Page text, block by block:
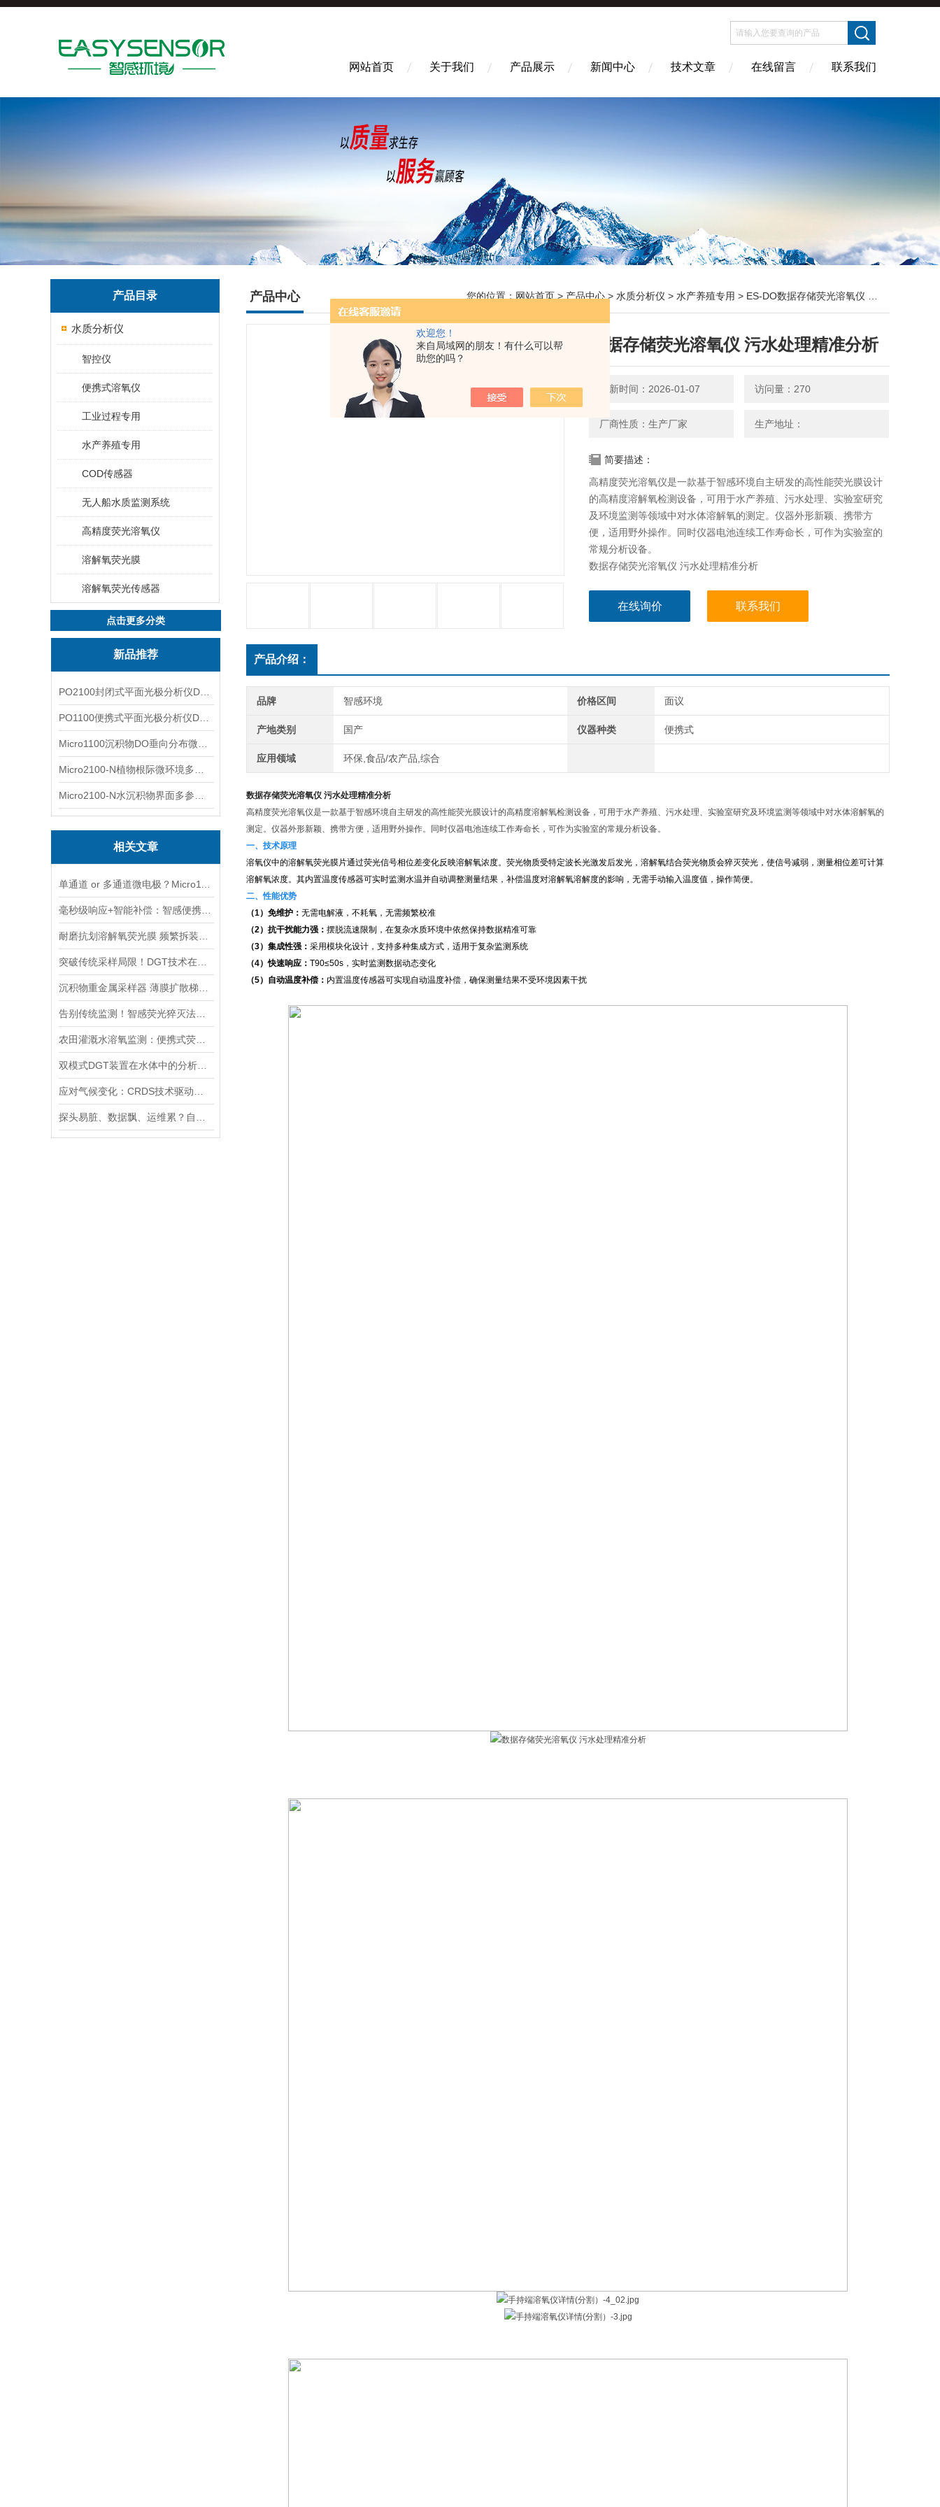
欢迎您！
来自局域网的朋友！有什么可以帮
助您的吗？
网站首页 关于我们 产品展示 新闻中心 技术文章 在线留言 联系我们
产品目录
水质分析仪
智控仪
便携式溶氧仪
工业过程专用
水产养殖专用
COD传感器
无人船水质监测系统
高精度荧光溶氧仪
溶解氧荧光膜
溶解氧荧光传感器
点击更多分类
新品推荐
相关文章
产品中心 您的位置： 网站首页 > 产品中心 > 水质分析仪 > 水产养殖专用 > ES-DO数据存储荧光溶氧仪 污水处理精准分析
数据存储荧光溶氧仪 污水处理精准分析
更新时间：2026-01-07 访问量：270
厂商性质：生产厂家 生产地址：
简要描述：
高精度荧光溶氧仪是一款基于智感环境自主研发的高性能荧光膜设计
的高精度溶解氧检测设备，可用于水产养殖、污水处理、实验室研究
及环境监测等领域中对水体溶解氧的测定。仪器外形新颖、携带方
便，适用野外操作。同时仪器电池连续工作寿命长，可作为实验室的
常规分析设备。
数据存储荧光溶氧仪 污水处理精准分析
在线询价 联系我们
产品介绍：
品牌 智感环境 价格区间 面议
产地类别 国产 仪器种类 便携式
应用领域 环保,食品/农产品,综合
数据存储荧光溶氧仪 污水处理精准分析
高精度荧光溶氧仪是一款基于智感环境自主研发的高性能荧光膜设计的高精度溶解氧检测设备，可用于水产养殖、污水处理、实验室研究及环境监测等领域中对水体溶解氧的
测定。仪器外形新颖、携带方便，适用野外操作。同时仪器电池连续工作寿命长，可作为实验室的常规分析设备。
一、技术原理
溶氧仪中的溶解氧荧光膜片通过荧光信号相位差变化反映溶解氧浓度。荧光物质受特定波长光激发后发光，溶解氧结合荧光物质会猝灭荧光，使信号减弱，测量相位差可计算
溶解氧浓度。其内置温度传感器可实时监测水温并自动调整测量结果，补偿温度对溶解氧溶解度的影响，无需手动输入温度值，操作简便。
二、性能优势
（1）免维护： 无需电解液，不耗氧，无需频繁校准
（2）抗干扰能力强： 摆脱流速限制，在复杂水质环境中依然保持数据精准可靠
（3）集成性强： 采用模块化设计，支持多种集成方式，适用于复杂监测系统
（4）快速响应： T90≤50s，实时监测数据动态变化
（5）自动温度补偿： 内置温度传感器可实现自动温度补偿，确保测量结果不受环境因素干扰